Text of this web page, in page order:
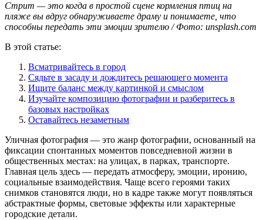
Стрит — это когда в простой сцене кормления птиц на
пляже вы вдруг обнаруживаете драму и понимаете, что
способны передать эти эмоции зрителю / Фото: unsplash.com
В этой статье:
Всматривайтесь в город
Сядьте в засаду и дождитесь решающего момента
Ищите баланс между картинкой и смыслом
Изучайте композицию фотографии и разберитесь в
базовых настройках
Оставайтесь незаметным
Уличная фотография — это жанр фотографии, основанный на
фиксации спонтанных моментов повседневной жизни в
общественных местах: на улицах, в парках, транспорте.
Главная цель здесь — передать атмосферу, эмоции, иронию,
социальные взаимодействия. Чаще всего героями таких
снимков становятся люди, но в кадре также могут появляться
абстрактные формы, световые эффекты или характерные
городские детали.